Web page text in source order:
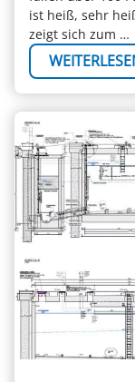
ist heiß, sehr
zeigt sich zum …